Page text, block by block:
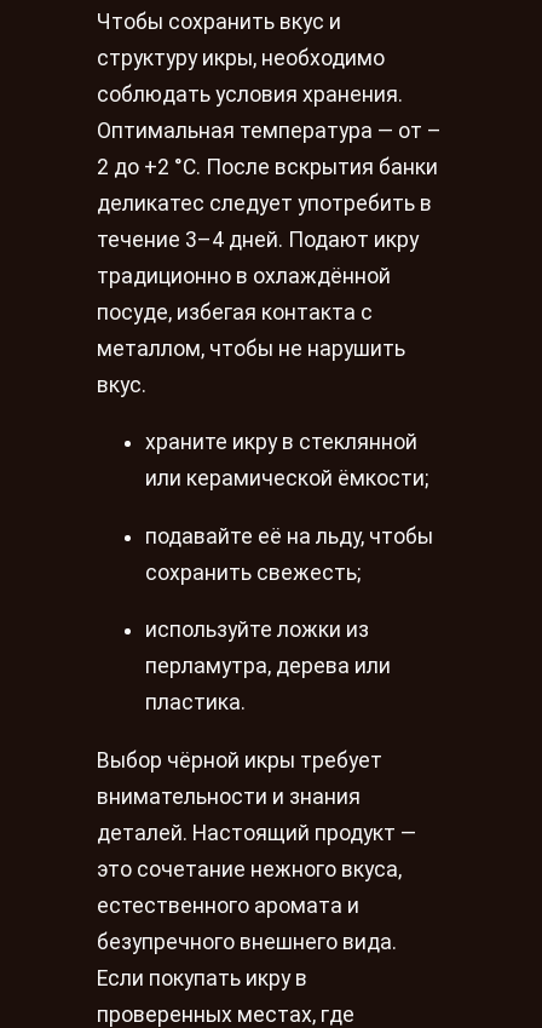
Чтобы сохранить вкус и
структуру икры, необходимо
соблюдать условия хранения.
Оптимальная температура — от –
2 до +2 °C. После вскрытия банки
деликатес следует употребить в
течение 3–4 дней. Подают икру
традиционно в охлаждённой
посуде, избегая контакта с
металлом, чтобы не нарушить
вкус.
храните икру в стеклянной
или керамической ёмкости;
подавайте её на льду, чтобы
сохранить свежесть;
используйте ложки из
перламутра, дерева или
пластика.
Выбор чёрной икры требует
внимательности и знания
деталей. Настоящий продукт —
это сочетание нежного вкуса,
естественного аромата и
безупречного внешнего вида.
Если покупать икру в
проверенных местах, где